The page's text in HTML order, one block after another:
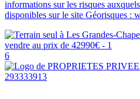
informations sur les risques
disponibles sur le site Géorisques :
6